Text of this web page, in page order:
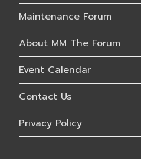
Maintenance Forum
About MM The Forum
Event Calendar
Contact Us
Privacy Policy